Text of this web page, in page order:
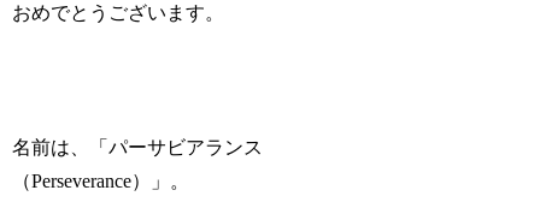
おめでとうございます。
名前は、「パーサビアランス
（Perseverance）」。